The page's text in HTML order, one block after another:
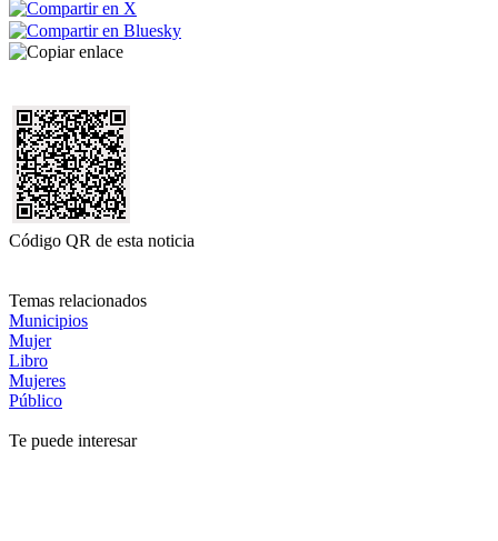
Código QR de esta noticia
Temas relacionados
Municipios
Mujer
Libro
Mujeres
Público
Te puede interesar